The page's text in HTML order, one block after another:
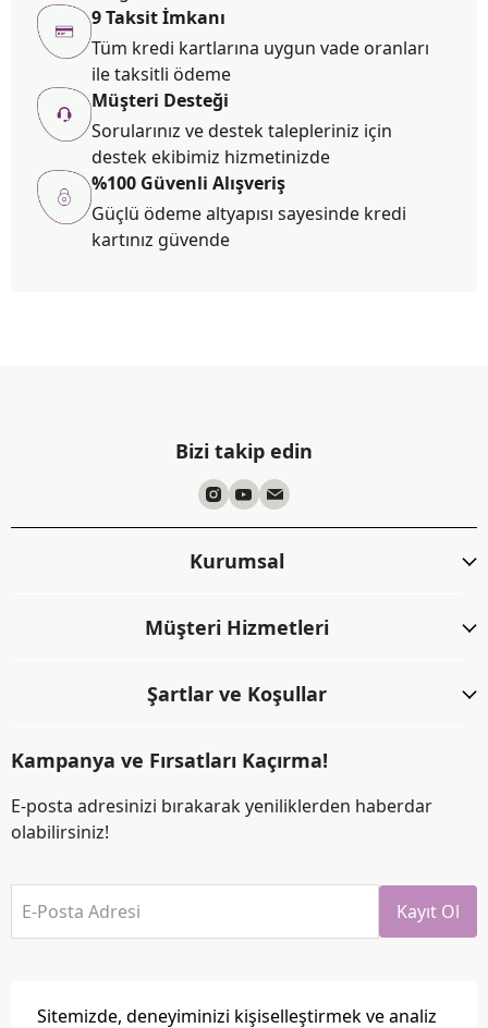
Sitemizde, deneyiminizi kişiselleştirmek ve analiz
9 Taksit İmkanı
Tüm kredi kartlarına uygun vade oranları
ile taksitli ödeme
Müşteri Desteği
Sorularınız ve destek talepleriniz için
destek ekibimiz hizmetinizde
%100 Güvenli Alışveriş
Güçlü ödeme altyapısı sayesinde kredi
kartınız güvende
Bizi takip edin
Kurumsal
Müşteri Hizmetleri
Şartlar ve Koşullar
Kampanya ve Fırsatları Kaçırma!
E-posta adresinizi bırakarak yeniliklerden haberdar
olabilirsiniz!
E-Posta Adresi Kayıt Ol